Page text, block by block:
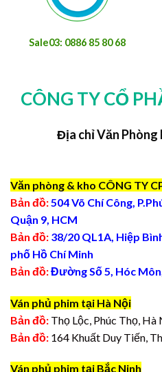
Sale03: 0886 85 80 68
CÔNG TY CỔ
Địa chỉ Văn Phòng
Văn phòng & kho CÔNG TY
Bản đồ:504 Võ Chí Công,
Quận 9, HCM
Bản đồ: 38/20 QL1A, Hiệp
phố Hồ Chí Minh
Bản đồ:Đường Số 5, Hóc
Ván phủ phim tại Hà Nội
Bản đồ: Thọ Lộc, Phúc Thọ, Hà
Bản đồ: 164 Khuất Duy Tiến,
Ván phủ phim tại Bắc Ninh